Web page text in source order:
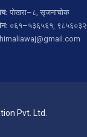
पोखरा–८, सृजनाचोक
०६१–५३६५६१,
himaliawaj@gmail.com
Pvt. Ltd.